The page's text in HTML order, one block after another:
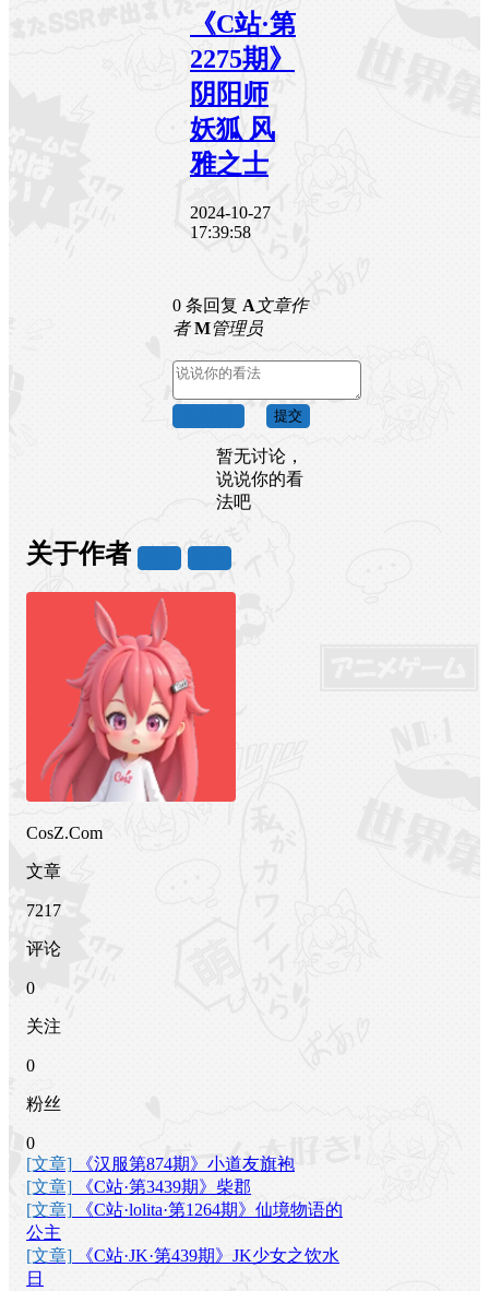
《C站·第
2275期》
阴阳师
妖狐 风
雅之士
2024-10-27
17:39:58
0 条回复 A文章作
者 M管理员
提交
暂无讨论，
说说你的看
法吧
关于作者
CosZ.Com
文章
7217
评论
0
关注
0
粉丝
0
[文章] 《汉服第874期》小道友旗袍
[文章] 《C站·第3439期》柴郡
[文章] 《C站·lolita·第1264期》仙境物语的
公主
[文章] 《C站·JK·第439期》JK少女之饮水
日